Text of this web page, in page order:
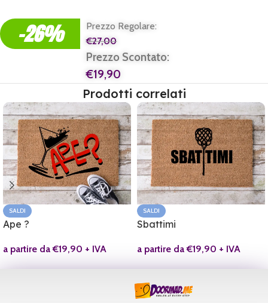
-26%
Prezzo Regolare:
€27,00
Prezzo Scontato:
€19,90
Prodotti correlati
SALDI
Ape ?
a partire da€19,90 + IVA
SALDI
Sbattimi
a partire da€19,90 + IVA